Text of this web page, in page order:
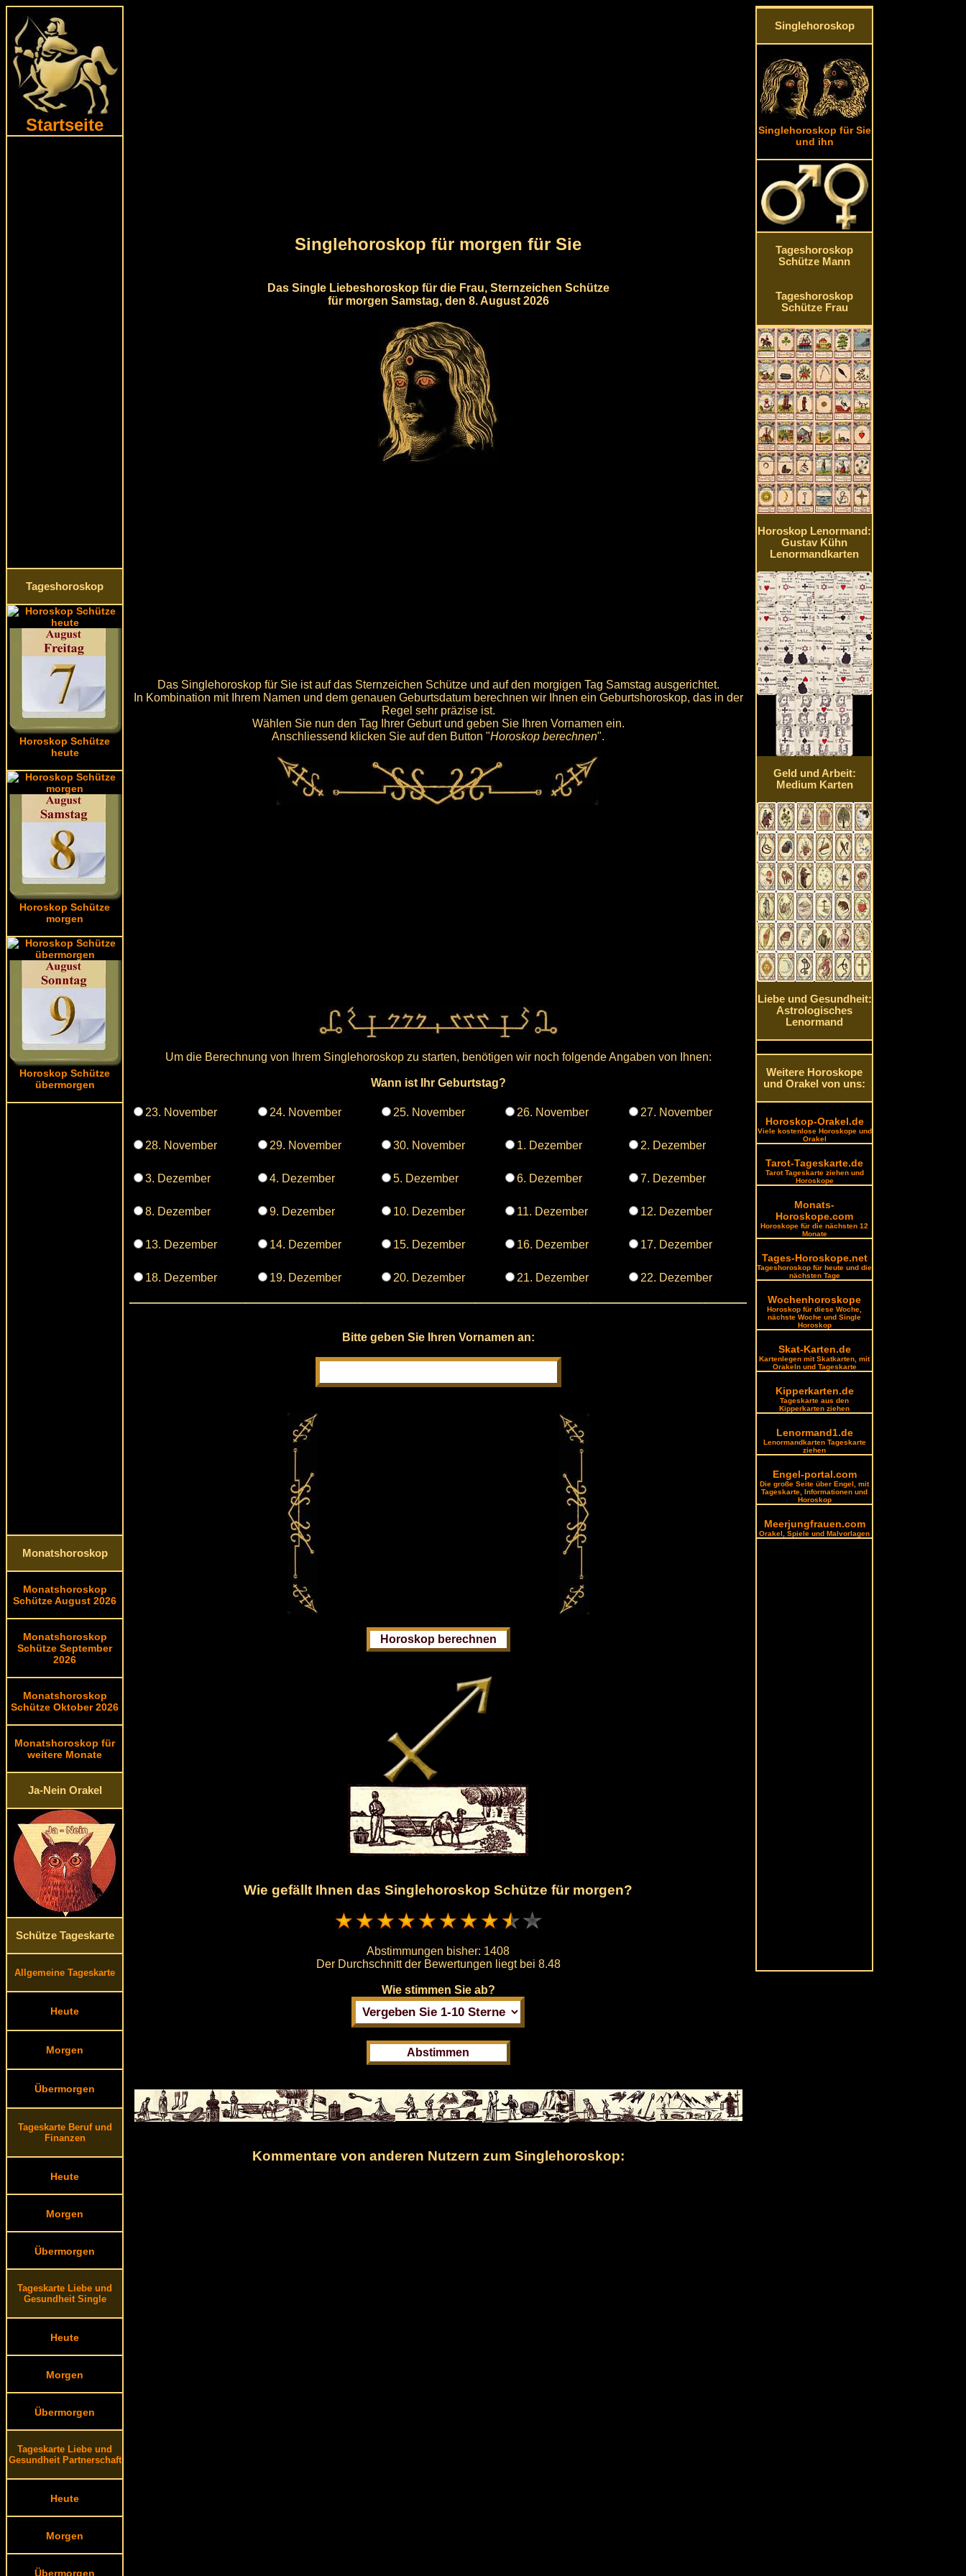
Startseite
Tageshoroskop
Horoskop Schütze
heute
Horoskop Schütze
morgen
Horoskop Schütze
übermorgen
Monatshoroskop
Monatshoroskop
Schütze August 2026
Monatshoroskop
Schütze September
2026
Monatshoroskop
Schütze Oktober 2026
Monatshoroskop für
weitere Monate
Ja-Nein Orakel
Schütze Tageskarte
Allgemeine Tageskarte
Heute
Morgen
Übermorgen
Tageskarte Beruf und
Finanzen
Heute
Morgen
Übermorgen
Tageskarte Liebe und
Gesundheit Single
Heute
Morgen
Übermorgen
Tageskarte Liebe und
Gesundheit Partnerschaft
Heute
Morgen
Übermorgen
Singlehoroskop für morgen für Sie
Das Single Liebeshoroskop für die Frau, Sternzeichen Schütze
für morgen Samstag, den 8. August 2026
Das Singlehoroskop für Sie ist auf das Sternzeichen Schütze und auf den morgigen Tag Samstag ausgerichtet.
In Kombination mit Ihrem Namen und dem genauen Geburtsdatum berechnen wir Ihnen ein Geburtshoroskop, das in der
Regel sehr präzise ist.
Wählen Sie nun den Tag Ihrer Geburt und geben Sie Ihren Vornamen ein.
Anschliessend klicken Sie auf den Button "Horoskop berechnen".
Um die Berechnung von Ihrem Singlehoroskop zu starten, benötigen wir noch folgende Angaben von Ihnen:
Wann ist Ihr Geburtstag?
23. November 24. November 25. November 26. November 27. November
28. November 29. November 30. November 1. Dezember 2. Dezember
3. Dezember 4. Dezember 5. Dezember 6. Dezember 7. Dezember
8. Dezember 9. Dezember 10. Dezember 11. Dezember 12. Dezember
13. Dezember 14. Dezember 15. Dezember 16. Dezember 17. Dezember
18. Dezember 19. Dezember 20. Dezember 21. Dezember 22. Dezember
Bitte geben Sie Ihren Vornamen an:
Wie gefällt Ihnen das Singlehoroskop Schütze für morgen?
Abstimmungen bisher: 1408
Der Durchschnitt der Bewertungen liegt bei 8.48
Wie stimmen Sie ab?
Kommentare von anderen Nutzern zum Singlehoroskop:
Singlehoroskop
Singlehoroskop für Sie
und ihn
Tageshoroskop
Schütze Mann
Tageshoroskop
Schütze Frau
Horoskop Lenormand:
Gustav Kühn
Lenormandkarten
Geld und Arbeit:
Medium Karten
Liebe und Gesundheit:
Astrologisches
Lenormand
Weitere Horoskope
und Orakel von uns:
Horoskop-Orakel.de
Viele kostenlose Horoskope und
Orakel
Tarot-Tageskarte.de
Tarot Tageskarte ziehen und
Horoskope
Monats-
Horoskope.com
Horoskope für die nächsten 12
Monate
Tages-Horoskope.net
Tageshoroskop für heute und die
nächsten Tage
Wochenhoroskope
Horoskop für diese Woche,
nächste Woche und Single
Horoskop
Skat-Karten.de
Kartenlegen mit Skatkarten, mit
Orakeln und Tageskarte
Kipperkarten.de
Tageskarte aus den
Kipperkarten ziehen
Lenormand1.de
Lenormandkarten Tageskarte
ziehen
Engel-portal.com
Die große Seite über Engel, mit
Tageskarte, Informationen und
Horoskop
Meerjungfrauen.com
Orakel, Spiele und Malvorlagen